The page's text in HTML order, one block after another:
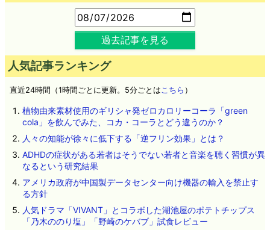
過去記事を見る
人気記事ランキング
直近24時間（1時間ごとに更新。5分ごとは こちら ）
植物由来素材使用のギリシャ発ゼロカロリーコーラ「green
cola」を飲んでみた、コカ・コーラとどう違うのか？
人々の知能が徐々に低下する「逆フリン効果」とは？
ADHDの症状がある若者はそうでない若者と音楽を聴く習慣が異
なるという研究結果
アメリカ政府が中国製データセンター向け機器の輸入を禁止す
る方針
人気ドラマ「VIVANT」とコラボした湖池屋のポテトチップス
「乃木ののり塩」「野崎のケバブ」試食レビュー